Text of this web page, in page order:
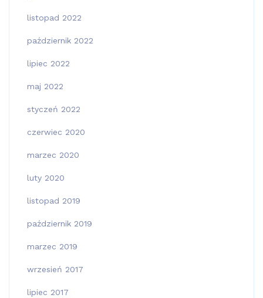
listopad 2022
październik 2022
lipiec 2022
maj 2022
styczeń 2022
czerwiec 2020
marzec 2020
luty 2020
listopad 2019
październik 2019
marzec 2019
wrzesień 2017
lipiec 2017